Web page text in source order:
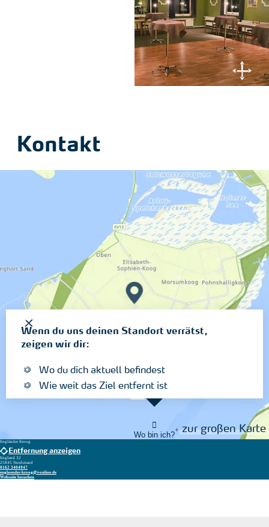
Kontakt
Wo bin ich?
Wenn du uns deinen Standort verrätst,
zeigen wir dir:
Wo du dich aktuell befindest
Wie weit das Ziel entfernt ist
zur großen Karte
Engländer Kroog
Entfernung anzeigen
England 32
25845 Nordstrand
0162 3404947
englaender-kroog@t-online.de
Webseite besuchen